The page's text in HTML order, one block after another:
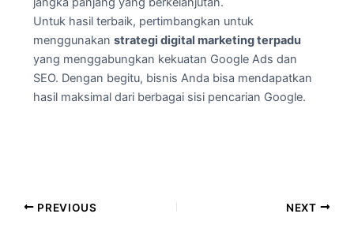
Untuk hasil terbaik, pertimbangkan untuk
menggunakanstrategi digital marketing terpadu
yang menggabungkan kekuatan Google Ads dan
SEO. Dengan begitu, bisnis Anda bisa mendapatkan
hasil maksimal dari berbagai sisi pencarian Google.
PREVIOUS NEXT